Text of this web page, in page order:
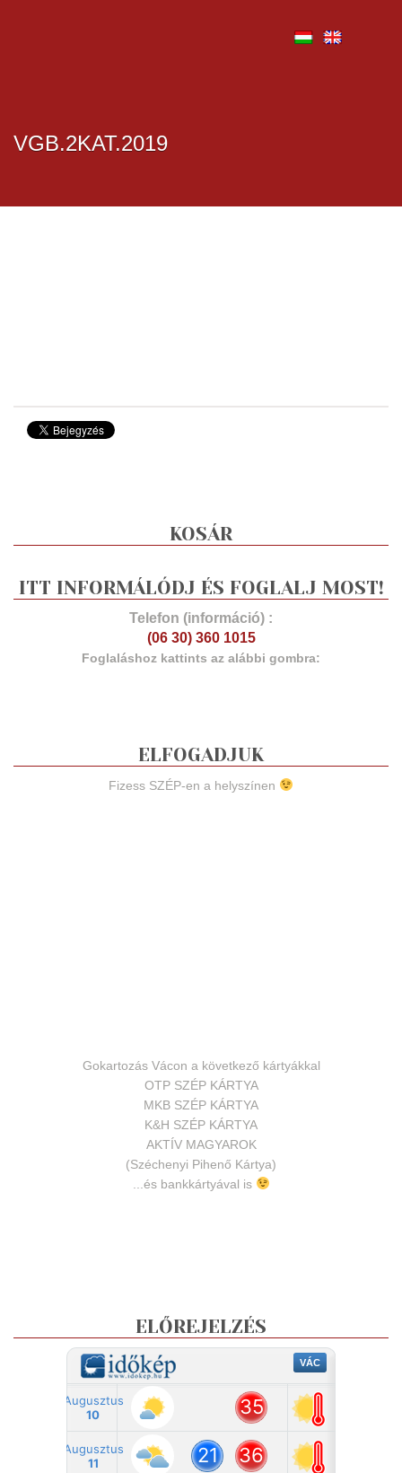
VGB.2KAT.2019
KOSÁR
ITT INFORMÁLÓDJ ÉS FOGLALJ MOST!
Telefon (információ) :
(06 30) 360 1015
Foglaláshoz kattints az alábbi gombra:
ELFOGADJUK
Fizess SZÉP-en a helyszínen
Gokartozás Vácon a következő kártyákkal
OTP SZÉP KÁRTYA
MKB SZÉP KÁRTYA
K&H SZÉP KÁRTYA
AKTÍV MAGYAROK
(Széchenyi Pihenő Kártya)
...és bankkártyával is
ELŐREJELZÉS